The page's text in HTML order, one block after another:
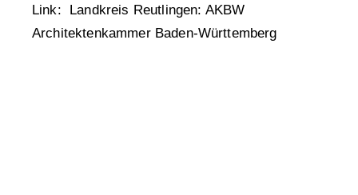
Link:
Landkreis Reutlingen: AKBW
Architektenkammer Baden-Württemberg